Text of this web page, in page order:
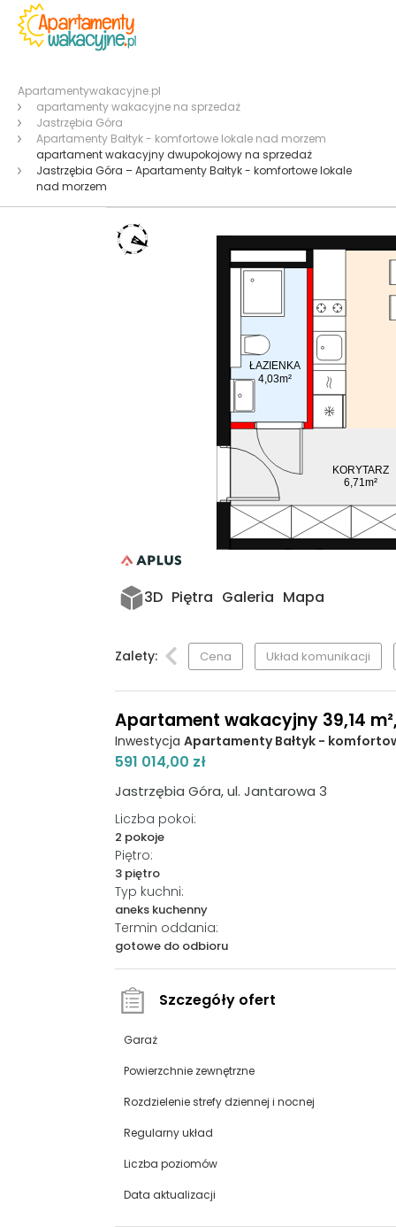
Apartamentywakacyjne.pl
apartamenty wakacyjne na sprzedaż
Jastrzębia Góra
Apartamenty Bałtyk - komfortowe lokale nad morzem
apartament wakacyjny dwupokojowy na sprzedaż
Jastrzębia Góra – Apartamenty Bałtyk - komfortowe lokale
nad morzem
ŁAZIENKA
4,03m²
KORYTARZ
6,71m²
3D Piętra Galeria Mapa
Zalety: Cena Układ komunikacji
Apartament wakacyjny 39,14
Inwestycja Apartamenty Bałtyk -
591 014,00 zł
Jastrzębia Góra, ul. Jantarowa 3
Liczba pokoi:
2 pokoje
Piętro:
3 piętro
Typ kuchni:
aneks kuchenny
Termin oddania:
gotowe do odbioru
Szczegóły ofert
Garaż
Powierzchnie zewnętrzne
Rozdzielenie strefy dziennej i nocnej
Regularny układ
Liczba poziomów
Data aktualizacji